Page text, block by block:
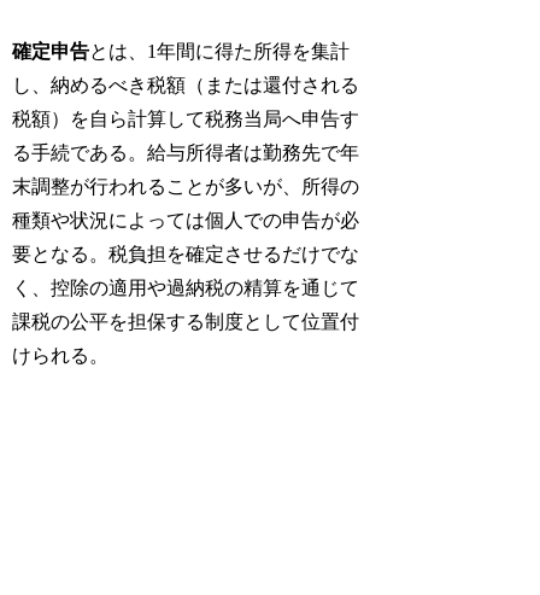
確定申告とは、1年間に得た所得を集計
し、納めるべき税額（または還付される
税額）を自ら計算して税務当局へ申告す
る手続である。給与所得者は勤務先で年
末調整が行われることが多いが、所得の
種類や状況によっては個人での申告が必
要となる。税負担を確定させるだけでな
く、控除の適用や過納税の精算を通じて
課税の公平を担保する制度として位置付
けられる。